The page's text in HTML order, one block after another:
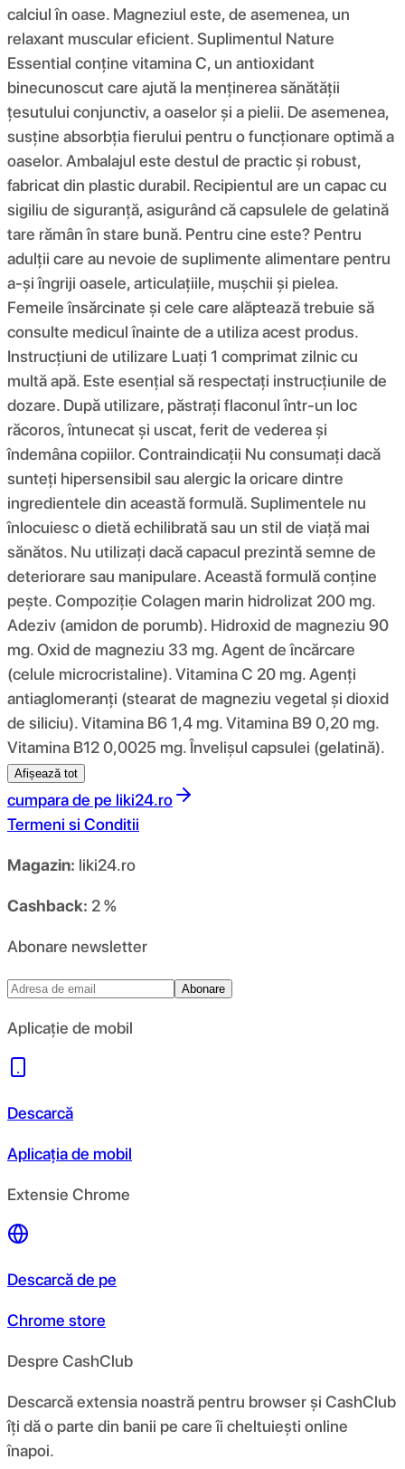
calciul în oase. Magneziul este, de asemenea, un
relaxant muscular eficient. Suplimentul Nature
Essential conține vitamina C, un antioxidant
binecunoscut care ajută la menținerea sănătății
țesutului conjunctiv, a oaselor și a pielii. De asemenea,
susține absorbția fierului pentru o funcționare optimă a
oaselor. Ambalajul este destul de practic și robust,
fabricat din plastic durabil. Recipientul are un capac cu
sigiliu de siguranță, asigurând că capsulele de gelatină
tare rămân în stare bună. Pentru cine este? Pentru
adulții care au nevoie de suplimente alimentare pentru
a-și îngriji oasele, articulațiile, mușchii și pielea.
Femeile însărcinate și cele care alăptează trebuie să
consulte medicul înainte de a utiliza acest produs.
Instrucțiuni de utilizare Luați 1 comprimat zilnic cu
multă apă. Este esențial să respectați instrucțiunile de
dozare. După utilizare, păstrați flaconul într-un loc
răcoros, întunecat și uscat, ferit de vederea și
îndemâna copiilor. Contraindicații Nu consumați dacă
sunteți hipersensibil sau alergic la oricare dintre
ingredientele din această formulă. Suplimentele nu
înlocuiesc o dietă echilibrată sau un stil de viață mai
sănătos. Nu utilizați dacă capacul prezintă semne de
deteriorare sau manipulare. Această formulă conține
pește. Compoziţie Colagen marin hidrolizat 200 mg.
Adeziv (amidon de porumb). Hidroxid de magneziu 90
mg. Oxid de magneziu 33 mg. Agent de încărcare
(celule microcristaline). Vitamina C 20 mg. Agenți
antiaglomeranți (stearat de magneziu vegetal și dioxid
de siliciu). Vitamina B6 1,4 mg. Vitamina B9 0,20 mg.
Vitamina B12 0,0025 mg. Învelișul capsulei (gelatină).
Afișează tot
cumpara de pe liki24.ro
Termeni si Conditii
Magazin: liki24.ro
Cashback: 2 %
Abonare newsletter
Abonare
Aplicație de mobil
Descarcă
Aplicația de mobil
Extensie Chrome
Descarcă de pe
Chrome store
Despre CashClub
Descarcă extensia noastră pentru browser și CashClub
îți dă o parte din banii pe care îi cheltuiești online
înapoi.